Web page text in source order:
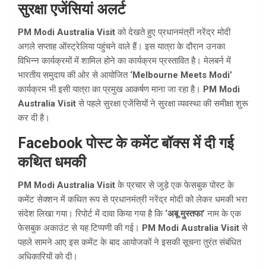
सुरक्षा एजेंसियां अलर्ट
PM Modi Australia Visitको देखते हुए प्रधानमंत्री नरेंद्र मोदी
अगले सप्ताह ऑस्ट्रेलिया पहुंचने वाले हैं। इस यात्रा के दौरान उनका
विभिन्न कार्यक्रमों में शामिल होने का कार्यक्रम प्रस्तावित है। मेलबर्न में
भारतीय समुदाय की ओर से आयोजित ‘Melbourne Meets Modi’
कार्यक्रम भी इसी यात्रा का प्रमुख आकर्षण माना जा रहा है। PM Modi
Australia Visitसे पहले सुरक्षा एजेंसियों ने सुरक्षा व्यवस्था की समीक्षा शुरू
कर दी है।
Facebook पोस्ट के कमेंट बॉक्स में दी गई
कथित धमकी
PM Modi Australia Visitके प्रचार से जुड़े एक फेसबुक पोस्ट के
कमेंट सेक्शन में कथित रूप से प्रधानमंत्री नरेंद्र मोदी को लेकर धमकी भरा
संदेश लिखा गया। रिपोर्ट में दावा किया गया है कि ‘अबू मुस्तफा’ नाम के एक
फेसबुक अकाउंट से यह टिप्पणी की गई। PM Modi Australia Visitसे
पहले सामने आए इस कमेंट के बाद आयोजकों ने इसकी सूचना तुरंत संबंधित
अधिकारियों को दी।